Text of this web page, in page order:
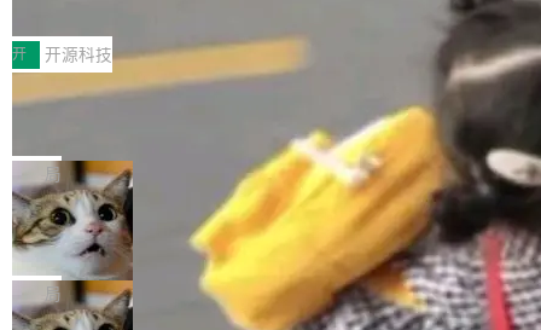
常维护操作，并完整支持 Iceberg V3 格式。
村国家自主创新示范区会议中心开幕。本届大会
由中关村智联软件服务业质量创新联盟主办，以
“智构可信·质创未来——AI原生时代的质量新范
式”为主题，直面AI从实验室走向规模化产业落地
的核心质量命题。会上，《2026智能研发生产力
工具选型手册》发布，Testin云测的Testin XAge
nt智能测试系统入选AI测试领域代表产品。对CI
O而言，这提示了一个转变：AI测试正在从效率
工具升级为企业的质量基础设施。 CIO面对的新
现实 过去两年，CIO们的焦虑清单上多了两项：
开 开源科技
让非法状态不可表示：一篇关于 ADT
有一种东西，一旦用过就回不去了。Alex Fedos
eev 管它叫"软件设计的基石"。 他说的东西不新
鲜——代数数据类型（ADT），尤其是和类型
（sum type）。但他说清楚了一件事：这不是类
型系统的学术体操，是日常编码的思维方式。 文
章从一个简单的例子切入。一个网站的深色主题
设置，如果用布尔值 + 可空字段来表示——bool
局
Cloudflare 开源内部企业 AI 平台 Clou
dflare OS
Cloudflare 发布了一个开源项目 Cloudflare O
S。如果你只看官方博客，你会觉得这是又一
个"AI 知识库 + 聊天机器人"——每个大厂都在
局